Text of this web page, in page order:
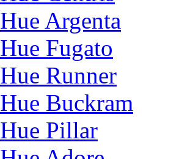
Hue Argenta
Hue Fugato
Hue Runner
Hue Buckram
Hue Pillar